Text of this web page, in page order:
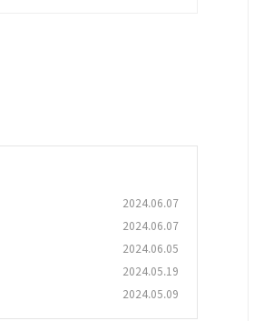
2024.06.07
2024.06.07
2024.06.05
2024.05.19
2024.05.09